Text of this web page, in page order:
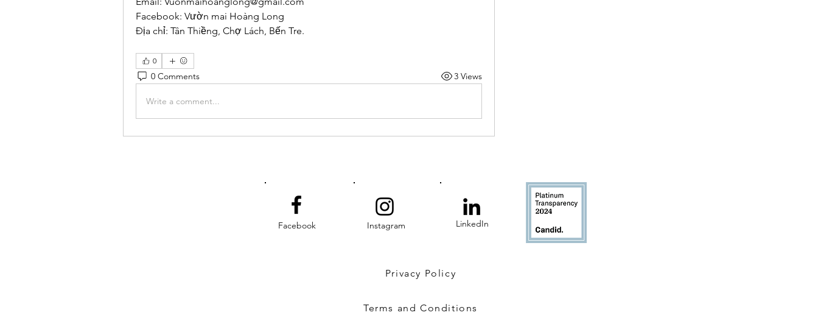
Facebook: Vườn mai Hoàng Long
Địa chỉ: Tân Thiềng, Chợ Lách, Bến Tre.
0
0 Comments 3 Views
Write a comment...
Facebook Instagram LinkedIn
Privacy Policy
Terms and Conditions